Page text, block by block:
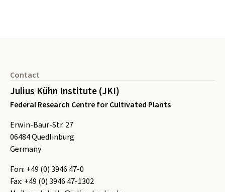
Contact
Julius Kühn Institute (JKI)
Federal Research Centre for Cultivated Plants
Erwin-Baur-Str. 27
06484Quedlinburg
Germany
Fon: +49 (0) 3946 47-0
Fax: +49 (0) 3946 47-1302